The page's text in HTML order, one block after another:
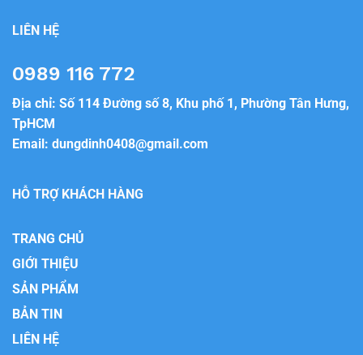
LIÊN HỆ
0989 116 772
Địa chỉ: Số 114 Đường số 8, Khu phố 1, Phường Tân Hưng,
TpHCM
Email: dungdinh0408@gmail.com
HỖ TRỢ KHÁCH HÀNG
TRANG CHỦ
GIỚI THIỆU
SẢN PHẨM
BẢN TIN
LIÊN HỆ